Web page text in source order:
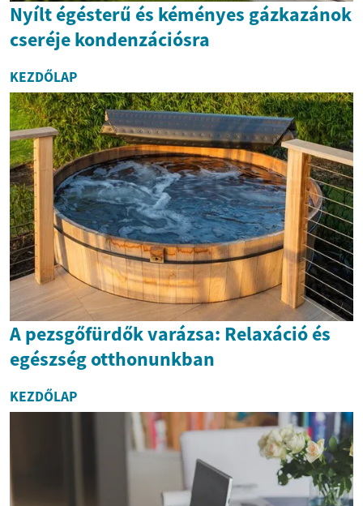
Nyílt égésterű és kéményes gázkazánok
cseréje kondenzációsra
KEZDŐLAP
A pezsgőfürdők varázsa: Relaxáció és
egészség otthonunkban
KEZDŐLAP